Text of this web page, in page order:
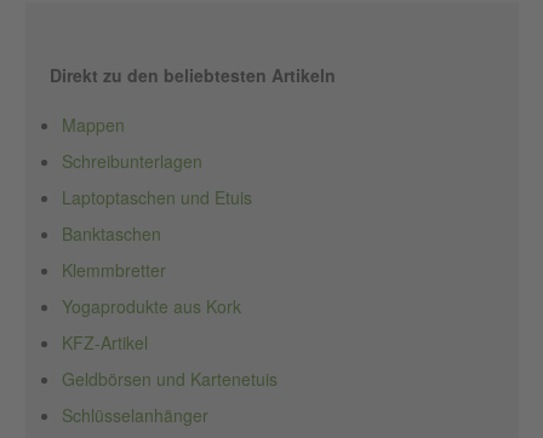
Direkt zu den beliebtesten Artikeln
Mappen
Schreibunterlagen
Laptoptaschen und Etuis
Banktaschen
Klemmbretter
Yogaprodukte aus Kork
KFZ-Artikel
Geldbörsen und Kartenetuis
Schlüsselanhänger